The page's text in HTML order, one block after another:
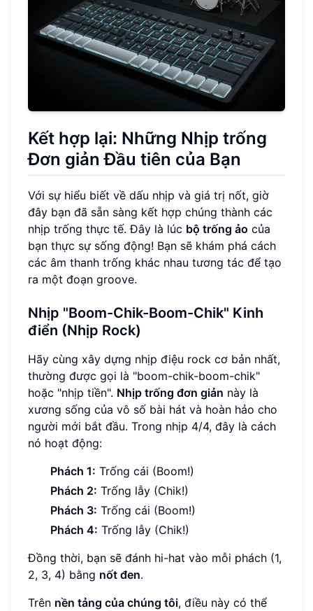
Kết hợp lại: Những Nhịp trống
Đơn giản Đầu tiên của Bạn
Với sự hiểu biết về dấu nhịp và giá trị nốt, giờ
đây bạn đã sẵn sàng kết hợp chúng thành các
nhịp trống thực tế. Đây là lúc bộ trống ảo của
bạn thực sự sống động! Bạn sẽ khám phá cách
các âm thanh trống khác nhau tương tác để tạo
ra một đoạn groove.
Nhịp "Boom-Chik-Boom-Chik" Kinh
điển (Nhịp Rock)
Hãy cùng xây dựng nhịp điệu rock cơ bản nhất,
thường được gọi là "boom-chik-boom-chik"
hoặc "nhịp tiền". Nhịp trống đơn giản này là
xương sống của vô số bài hát và hoàn hảo cho
người mới bắt đầu. Trong nhịp 4/4, đây là cách
nó hoạt động:
Phách 1: Trống cái (Boom!)
Phách 2: Trống lẫy (Chik!)
Phách 3: Trống cái (Boom!)
Phách 4: Trống lẫy (Chik!)
Đồng thời, bạn sẽ đánh hi-hat vào mỗi phách (1,
2, 3, 4) bằng nốt đen.
Trên nền tảng của chúng tôi, điều này có thể